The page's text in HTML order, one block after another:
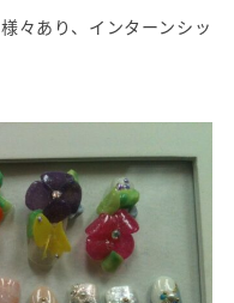
々あり、インターンシッ